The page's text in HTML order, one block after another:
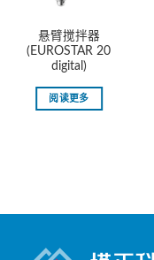
悬臂搅拌器
(EUROSTAR 20
digital)
阅读更多